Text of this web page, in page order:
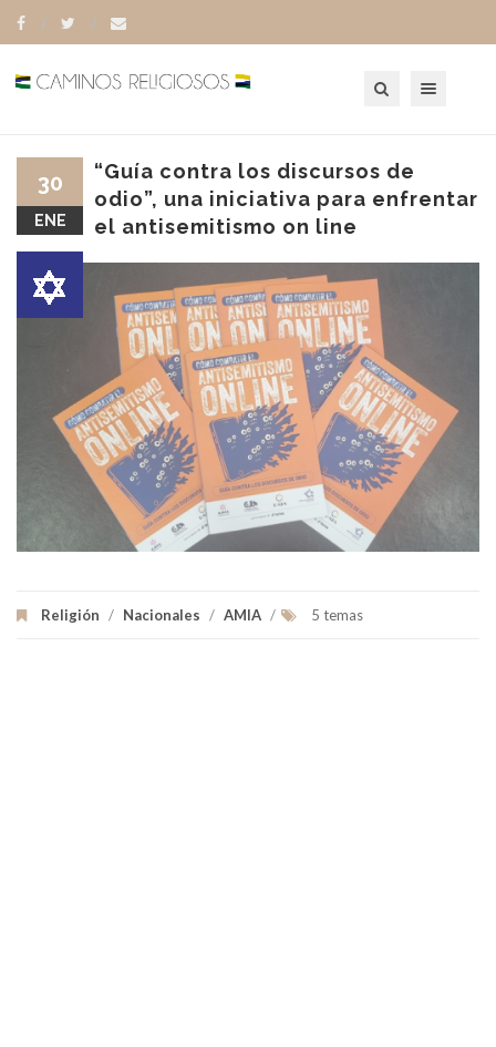
“Guía contra los discursos de
odio”, una iniciativa para enfrentar
el antisemitismo on line
Religión / Nacionales / AMIA / 5 temas
30
ENE